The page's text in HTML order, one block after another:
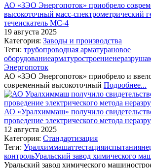
АО «ЗЭО Энергопоток» приобрело
высокоточный масс-спектрометрический
течеискатель МС-4
19 августа 2025
Категория: Заводы и производства
Теги: трубопроводная арматурановое
оборудованиеарматуростроение
Энергопоток
АО «ЗЭО Энергопоток» приобрело и
современный высокоточный Подробнее...
АО «Уралхиммаш» получило
проведение электрического метода
12 августа 2025
Категория: Стандартизация
Теги: Уралхиммашаттестацияиспытания
контрольУральский завод химического
Уральский завод химического